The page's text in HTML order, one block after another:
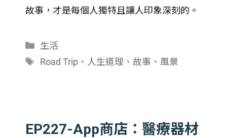
LINK
故事，才是每個人獨特且讓人印象深刻的。
分
類
生活
標
Road Trip、 人生道理 、 故事 、 風景
EP227-App商店：醫療器材